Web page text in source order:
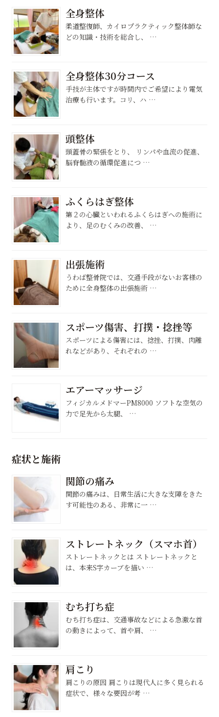
全身整体
柔道整復師、カイロプラクティック整体師な
どの知識・技術を総合し、 …
全身整体30分コース
手技が主体ですが時間内でご希望により電気
治療も行います。コリ、ハ …
頭整体
頭蓋骨の緊張をとり、 リンパや血流の促進、
脳脊髄液の循環促進につ …
ふくらはぎ整体
第２の心臓といわれるふくらはぎへの施術に
より、足のむくみの改善、 …
出張施術
うわば整骨院では、交通手段がないお客様の
ために全身整体の出張施術 …
スポーツ傷害、打撲・捻挫等
スポーツによる傷害には、捻挫、打撲、肉離
れなどがあり、それぞれの …
エアーマッサージ
フィジカルメドマーPM8000 ソフトな空気の
力で足先から太腿、 …
症状と施術
関節の痛み
関節の痛みは、日常生活に大きな支障をきた
す可能性のある、非常に一 …
ストレートネック（スマホ首）
ストレートネックとは ストレートネックと
は、本来S字カーブを描い …
むち打ち症
むち打ち症は、交通事故などによる急激な首
の動きによって、首や肩、 …
肩こり
肩こりの原因 肩こりは現代人に多く見られる
症状で、様々な要因が考 …